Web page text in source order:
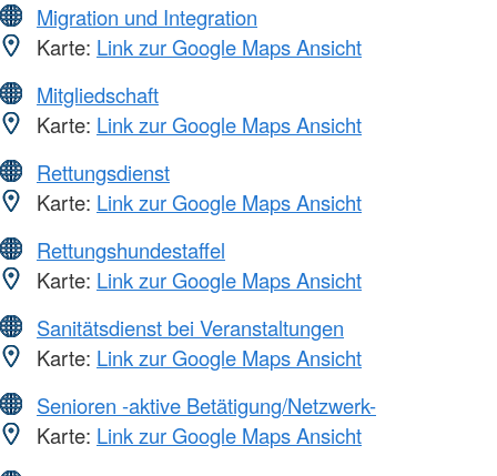
Migration und Integration
Karte: Link zur Google Maps Ansicht
Mitgliedschaft
Karte: Link zur Google Maps Ansicht
Rettungsdienst
Karte: Link zur Google Maps Ansicht
Rettungshundestaffel
Karte: Link zur Google Maps Ansicht
Sanitätsdienst bei Veranstaltungen
Karte: Link zur Google Maps Ansicht
Senioren -aktive Betätigung/Netzwerk-
Karte: Link zur Google Maps Ansicht